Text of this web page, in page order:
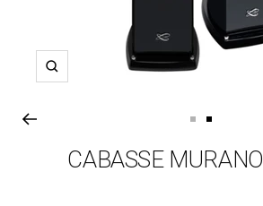
תקריב
שקופית
1
שקופית
2
רמקול רצפתי CABASSE MURANO